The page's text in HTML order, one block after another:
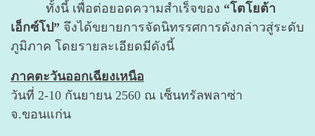
ทั้งนี้ เพื่อต่อยอดความสำเร็จของ “โตโยต้า
เอ็กซ์โป” จึงได้ขยายการจัดนิทรรศการดังกล่าวสู่ระดับ
ภูมิภาค โดยรายละเอียดมีดังนี้
ภาคตะวันออกเฉียงเหนือ
วันที่ 2-10 กันยายน 2560 ณ เซ็นทรัลพลาซ่า
จ.ขอนแก่น